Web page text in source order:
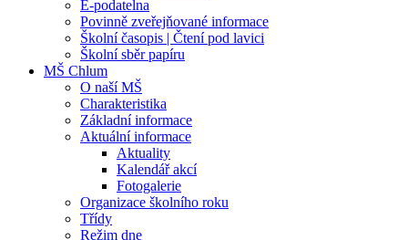
E-podatelna
Povinně zveřejňované informace
Školní časopis | Čtení pod lavici
Školní sběr papíru
MŠ Chlum
O naší MŠ
Charakteristika
Základní informace
Aktuální informace
Aktuality
Kalendář akcí
Fotogalerie
Organizace školního roku
Třídy
Režim dne